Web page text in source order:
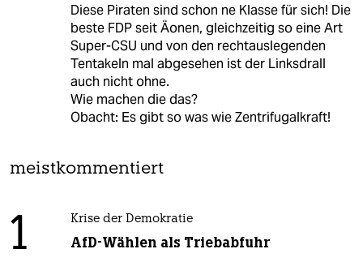
Diese Piraten sind schon ne Klasse für sich! Die
beste FDP seit Äonen, gleichzeitig so eine Art
Super-CSU und von den rechtauslegenden
Tentakeln mal abgesehen ist der Linksdrall
auch nicht ohne.
Wie machen die das?
Obacht: Es gibt so was wie Zentrifugalkraft!
meistkommentiert
1 Krise der Demokratie
AfD-Wählen als Triebabfuhr